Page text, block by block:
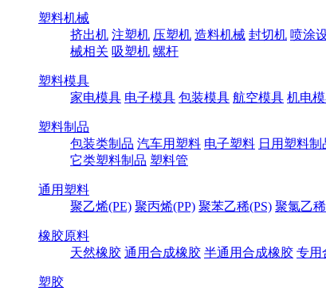
塑料机械
挤出机 注塑机 压塑机 造料机械 封切机 喷涂
械相关 吸塑机 螺杆
塑料模具
家电模具 电子模具 包装模具 航空模具 机电
塑料制品
包装类制品 汽车用塑料 电子塑料 日用塑料制
它类塑料制品 塑料管
通用塑料
聚乙烯(PE) 聚丙烯(PP) 聚苯乙稀(PS) 聚氯乙
橡胶原料
天然橡胶 通用合成橡胶 半通用合成橡胶 专用
塑胶